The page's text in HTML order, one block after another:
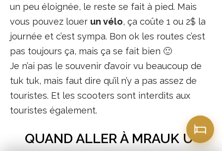
un peu éloignée, le reste se fait à pied. Mais
vous pouvez louer un vélo, ça coûte 1 ou 2$ la
journée et c’est sympa. Bon ok les routes c’est
pas toujours ça, mais ça se fait bien 🙂
Je n’ai pas le souvenir d’avoir vu beaucoup de
tuk tuk, mais faut dire qu’il n’y a pas assez de
touristes. Et les scooters sont interdits aux
touristes également.
QUAND ALLER À MRAUK U